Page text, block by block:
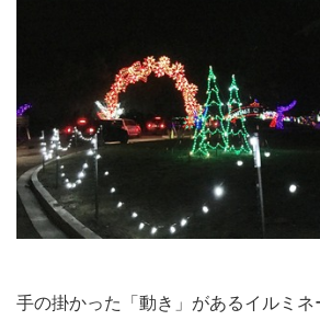
手の掛かった「動き」があるイルミネ